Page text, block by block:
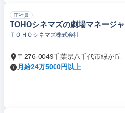
正社員
TOHOシネマズの劇場マネージ
ＴＯＨＯシネマズ株式会社
〒276-0049千葉県八千代市緑が丘
月給24万5000円以上